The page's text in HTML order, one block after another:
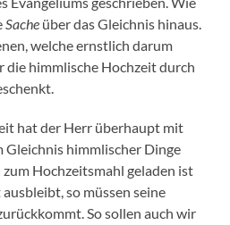
Sache über das Gleichnis hinaus.
welche ernstlich darum
die himmlische Hochzeit durch
hat der Herr überhaupt mit
Gleichnis himmlischer Dinge
Hochzeitsmahl geladen ist
so müssen seine
So sollen auch wir